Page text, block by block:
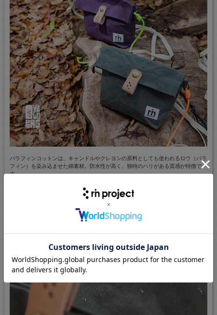
パラフィンコットンは、キャンドルやクレヨンの原料としても使われるロウ（パラ
フィン）を染み込ませた綿素材。防水性が高く、独特のハリがある質感が特徴で
す。